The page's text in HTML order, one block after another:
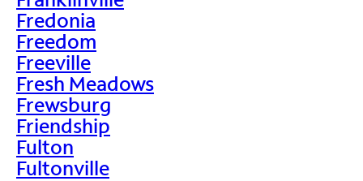
Fredonia
Freedom
Freeville
Fresh Meadows
Frewsburg
Friendship
Fulton
Fultonville